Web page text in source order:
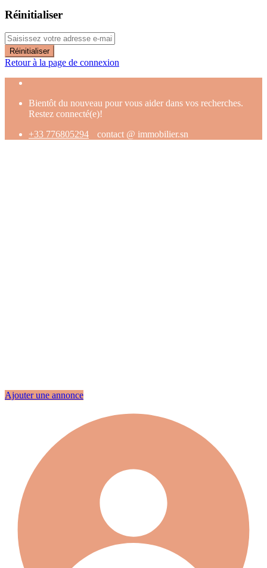
Réinitialiser
Réinitialiser
Retour à la page de connexion
Bientôt du nouveau pour vous aider dans vos recherches.
Restez connecté(e)!
+33 776805294
contact @ immobilier.sn
Ajouter une annonce